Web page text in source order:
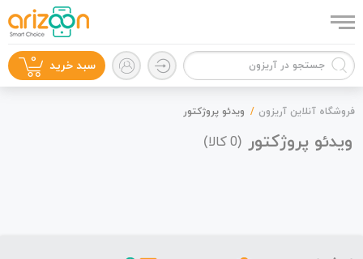
سبد خرید 0
فروشگاه آنلاین آریزون ویدئو پروژکتور
ویدئو پروژکتور (
0کالا)